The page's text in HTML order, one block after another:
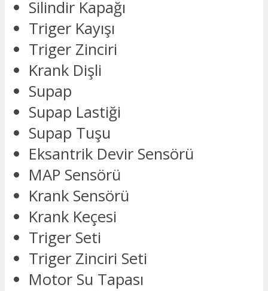
Silindir Kapağı
Triger Kayışı
Triger Zinciri
Krank Dişli
Supap
Supap Lastiği
Supap Tuşu
Eksantrik Devir Sensörü
MAP Sensörü
Krank Sensörü
Krank Keçesi
Triger Seti
Triger Zinciri Seti
Motor Su Tapası